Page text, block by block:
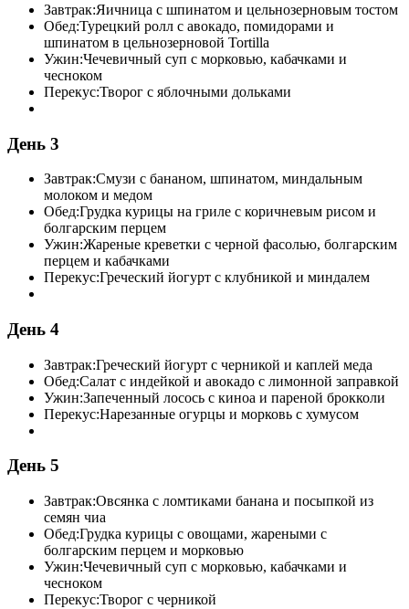
Завтрак:Яичница с шпинатом и цельнозерновым тостом
Обед:Турецкий ролл с авокадо, помидорами и
шпинатом в цельнозерновой Tortilla
Ужин:Чечевичный суп с морковью, кабачками и
чесноком
Перекус:Творог с яблочными дольками
День 3
Завтрак:Смузи с бананом, шпинатом, миндальным
молоком и медом
Обед:Грудка курицы на гриле с коричневым рисом и
болгарским перцем
Ужин:Жареные креветки с черной фасолью, болгарским
перцем и кабачками
Перекус:Греческий йогурт с клубникой и миндалем
День 4
Завтрак:Греческий йогурт с черникой и каплей меда
Обед:Салат с индейкой и авокадо с лимонной заправкой
Ужин:Запеченный лосось с киноа и пареной брокколи
Перекус:Нарезанные огурцы и морковь с хумусом
День 5
Завтрак:Овсянка с ломтиками банана и посыпкой из
семян чиа
Обед:Грудка курицы с овощами, жареными с
болгарским перцем и морковью
Ужин:Чечевичный суп с морковью, кабачками и
чесноком
Перекус:Творог с черникой